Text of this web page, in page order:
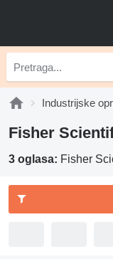
Industrijske
Fisher
3 oglasa: Fisher